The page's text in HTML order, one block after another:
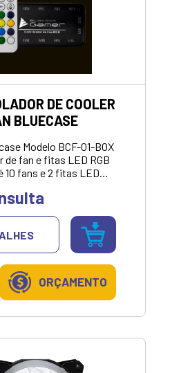
DE COOLER
BLUECASE
Modelo BCF-01-BOX
de fan e fitas LED RGB
10 fans e 2 fitas LED
variação de cor
SOMENTE
ORÇAMENTO